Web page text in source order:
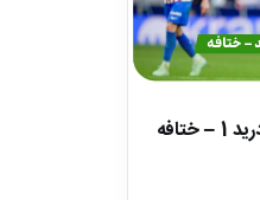
خلاصه بازی اتلتیکومادرید 1 – ختافه